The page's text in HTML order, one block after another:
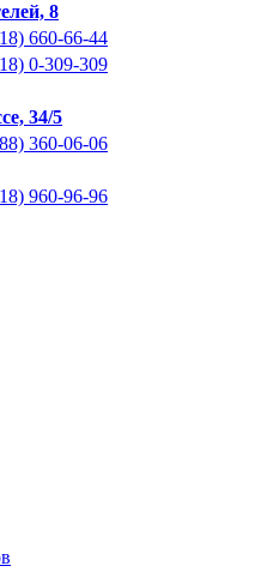
8
660-66-44
0-309-309
34/5
360-06-06
960-96-96